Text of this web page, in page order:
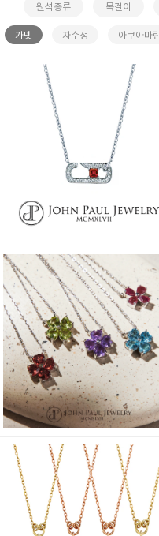
원석종류 목걸이
가넷 자수정 아쿠아마린